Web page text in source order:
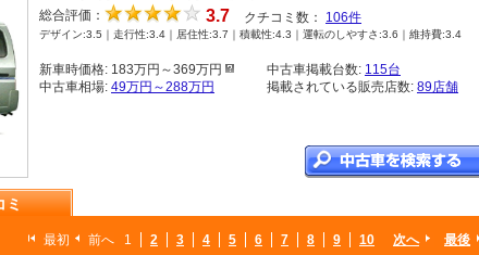
総合評価： 3.7 クチコミ数： 106件
デザイン:3.5｜走行性:3.4｜居住性:3.7｜積載性:4.3｜運転のしやすさ:3.6｜維持費:3.4
新車時価格: 183万円～369万円
中古車相場: 49万円～288万円
中古車掲載台数: 115台
掲載されている販売店数: 89店舗
ミ
最初 前へ 1 2 3 4 5 6 7 8 9 10 次へ 最後